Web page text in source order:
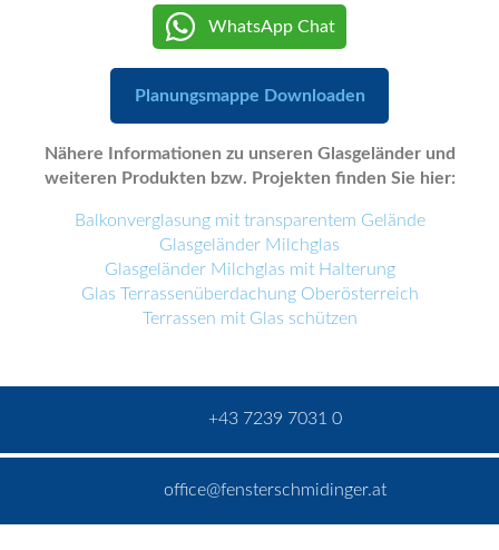
WhatsApp Chat
Planungsmappe Downloaden
Nähere Informationen zu unseren Glasgeländer und
weiteren Produkten bzw. Projekten finden Sie hier:
Balkonverglasung mit transparentem Gelände
Glasgeländer Milchglas
Glasgeländer Milchglas mit Halterung
Glas Terrassenüberdachung Oberösterreich
Terrassen mit Glas schützen
+43 7239 7031 0
office@fensterschmidinger.at